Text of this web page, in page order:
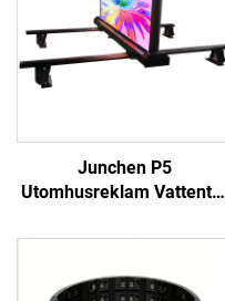
Junchen P5
Utomhusreklam Vattentät
Taxibilar Videovägg
reklamskärm för bilar